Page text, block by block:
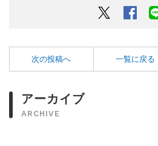
Twitter
次の投稿へ 一覧に戻る
アーカイブ
ARCHIVE